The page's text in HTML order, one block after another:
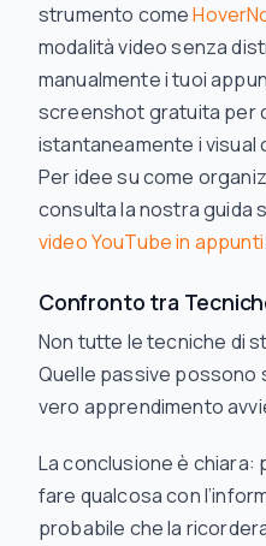
strumento come
modalità video senza
manualmente i tuoi
screenshot gratuita per
istantaneamente i visual
Per idee su come
consulta la nostra guida
video YouTube in appunti.
Confronto tra
Non tutte le tecniche di
Quelle passive possono
vero apprendimento
La conclusione è chiara:
fare qualcosacon
probabile che la